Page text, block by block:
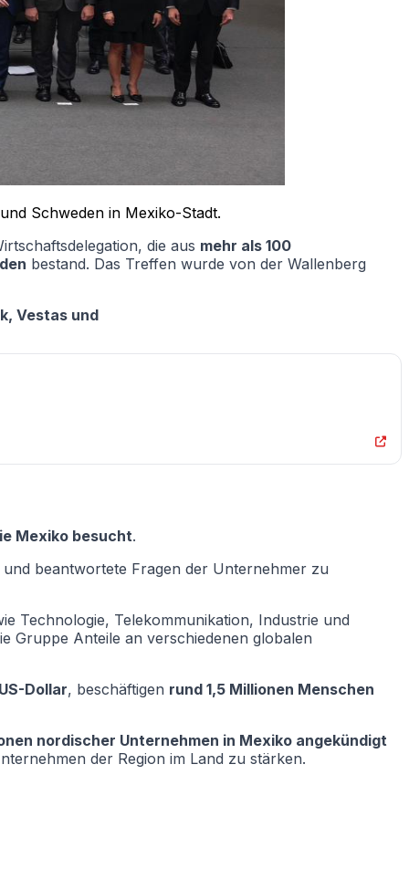
Schweden in Mexiko-Stadt.
die aus mehr als 100
bestand. Das Treffen wurde von der Wallenberg
Vestas und
Mexiko besucht.
und beantwortete Fragen der Unternehmer zu
Technologie, Telekommunikation, Industrie und
Gruppe Anteile an verschiedenen globalen
Dollar, beschäftigen rund 1,5 Millionen Menschen
nordischer Unternehmen in Mexiko angekündigt
der Region im Land zu stärken.